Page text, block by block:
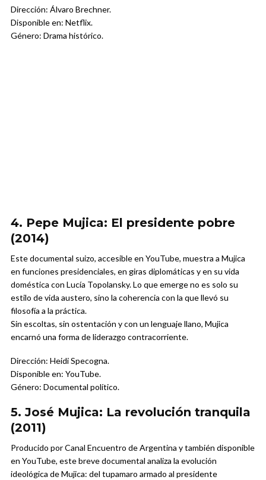
Dirección: Álvaro Brechner.
Disponible en: Netflix.
Género: Drama histórico.
4. Pepe Mujica: El presidente pobre
(2014)
Este documental suizo, accesible en YouTube, muestra a Mujica
en funciones presidenciales, en giras diplomáticas y en su vida
doméstica con Lucía Topolansky. Lo que emerge no es solo su
estilo de vida austero, sino la coherencia con la que llevó su
filosofía a la práctica.
Sin escoltas, sin ostentación y con un lenguaje llano, Mujica
encarnó una forma de liderazgo contracorriente.
Dirección: Heidi Specogna.
Disponible en: YouTube.
Género: Documental político.
5. José Mujica: La revolución tranquila
(2011)
Producido por Canal Encuentro de Argentina y también disponible
en YouTube, este breve documental analiza la evolución
ideológica de Mujica: del tupamaro armado al presidente